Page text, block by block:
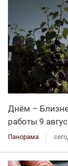
Днём –
работы 9
Панорама